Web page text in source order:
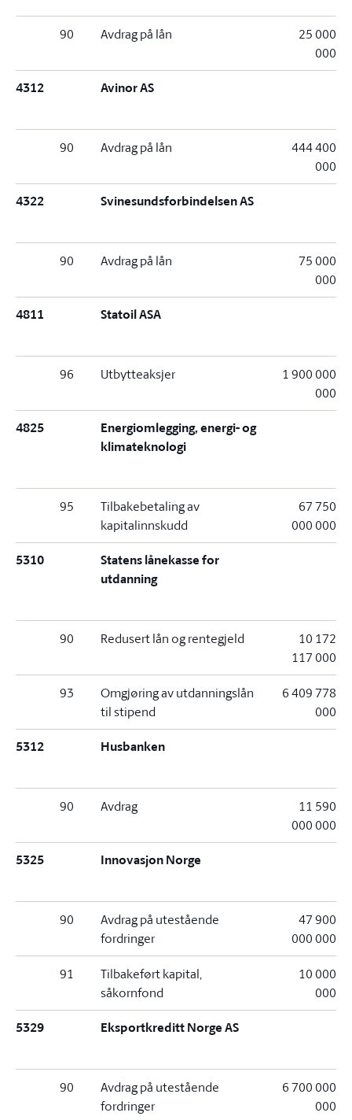
90 Avdrag på lån
25 000
000
4312 Avinor AS
90 Avdrag på lån
444 400
000
4322 Svinesundsforbindelsen AS
90 Avdrag på lån
75 000
000
4811 Statoil ASA
96 Utbytteaksjer
1 900 000
000
4825
Energiomlegging, energi- og
klimateknologi
95
Tilbakebetaling av
kapitalinnskudd
67 750
000 000
5310
Statens lånekasse for
utdanning
90 Redusert lån og rentegjeld
10 172
117 000
93
Omgjøring av utdanningslån
til stipend
6 409 778
000
5312 Husbanken
90 Avdrag
11 590
000 000
5325 Innovasjon Norge
90
Avdrag på utestående
fordringer
47 900
000 000
91
Tilbakeført kapital,
såkornfond
10 000
000
5329 Eksportkreditt Norge AS
90
Avdrag på utestående
fordringer
6 700 000
000